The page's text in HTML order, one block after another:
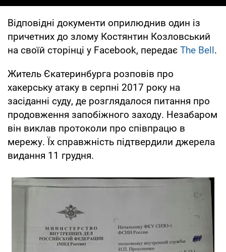
Відповідні документи оприлюднив один із
причетних до злому Костянтин Козловський
на своїй сторінці у Facebook, передає The Bell.
Житель Єкатеринбурга розповів про
хакерську атаку в серпні 2017 року на
засіданні суду, де розглядалося питання про
продовження запобіжного заходу. Незабаром
він виклав протоколи про співпрацю в
мережу. Їх справжність підтвердили джерела
видання 11 грудня.